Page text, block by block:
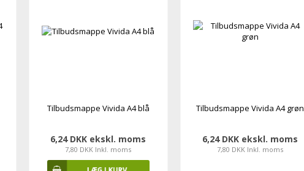
Tilbudsmappe Vivida A4 blå
6,24 DKK ekskl. moms
7,80 DKK Inkl. moms
Tilbudsmappe Vivida A4 grøn
6,24 DKK ekskl. moms
7,80 DKK Inkl. moms